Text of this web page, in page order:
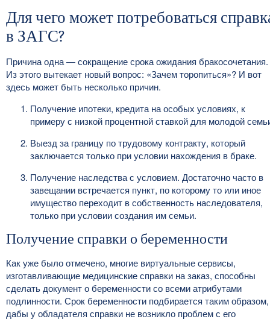
Для чего может потребоваться
в ЗАГС?
Причина одна — сокращение срока ожидания бракосочетания.
Из этого вытекает новый вопрос: «Зачем торопиться»? И вот
здесь может быть несколько причин.
Получение ипотеки, кредита на особых условиях, к
примеру с низкой процентной ставкой для молодой
Выезд за границу по трудовому контракту, который
заключается только при условии нахождения в браке.
Получение наследства с условием. Достаточно часто в
завещании встречается пункт, по которому то или иное
имущество переходит в собственность наследователя,
только при условии создания им семьи.
Получение справки о беременности
Как уже было отмечено, многие виртуальные сервисы,
изготавливающие медицинские справки на заказ, способны
сделать документ о беременности со всеми атрибутами
подлинности. Срок беременности подбирается таким образом,
дабы у обладателя справки не возникло проблем с его